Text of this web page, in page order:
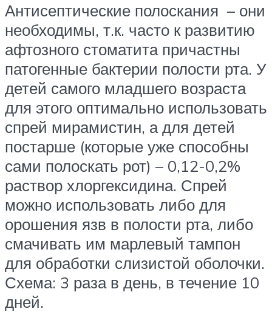
Антисептические полоскания – они
необходимы, т.к. часто к развитию
афтозного стоматита причастны
патогенные бактерии полости рта. У
детей самого младшего возраста
для этого оптимально использовать
спрей мирамистин, а для детей
постарше (которые уже способны
сами полоскать рот) – 0,12-0,2%
раствор хлоргексидина. Спрей
можно использовать либо для
орошения язв в полости рта, либо
смачивать им марлевый тампон
для обработки слизистой оболочки.
Схема: 3 раза в день, в течение 10
дней.